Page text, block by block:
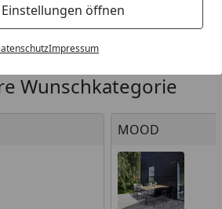
öffnen
Impressum
Wunschkategorie
MOOD
MOOD